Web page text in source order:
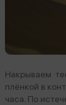
Накрываем
плёнкой в
часа. По